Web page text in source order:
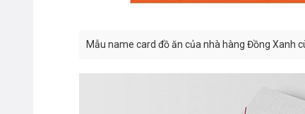
Mẫu name card đồ ăn của nhà hàng Đồng Xanh